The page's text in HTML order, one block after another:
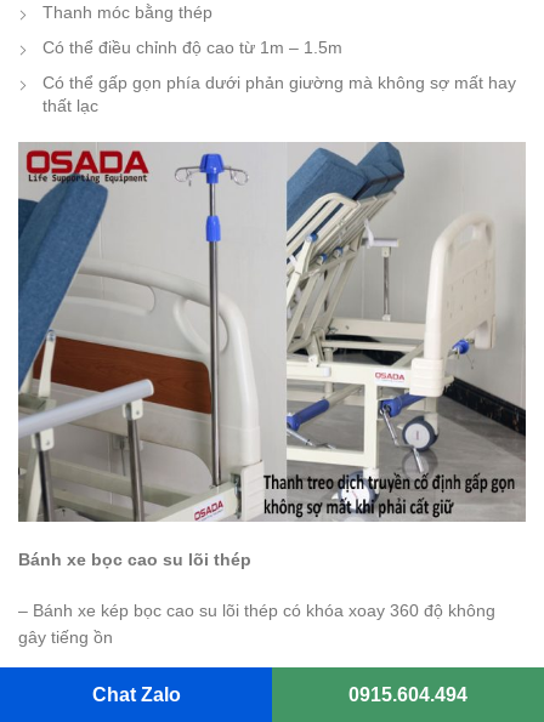
Thanh móc bằng thép
Có thể điều chỉnh độ cao từ 1m – 1.5m
Có thể gấp gọn phía dưới phản giường mà không sợ mất hay
thất lạc
Bánh xe bọc cao su lõi thép
– Bánh xe kép bọc cao su lõi thép có khóa xoay 360 độ không
gây tiếng ồn
Chat Zalo 0915.604.494